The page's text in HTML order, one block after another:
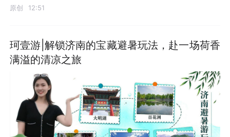
原创 12:51
珂壹游|解锁济南的宝藏避暑玩法，赴一场荷香
满溢的清凉之旅